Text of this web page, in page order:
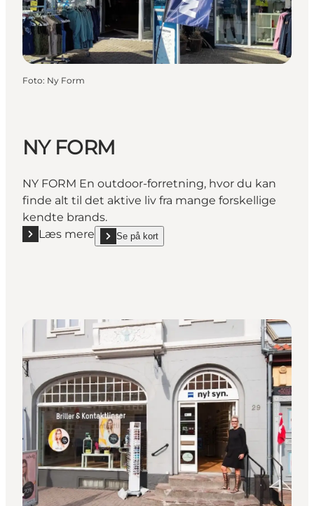
Foto: Ny Form
NY FORM
NY FORM En outdoor-forretning, hvor du kan
finde alt til det aktive liv fra mange forskellige
kendte brands.
Læs mere
Læs mere "NY FORM"
Se på kort
show NY FORM on_map